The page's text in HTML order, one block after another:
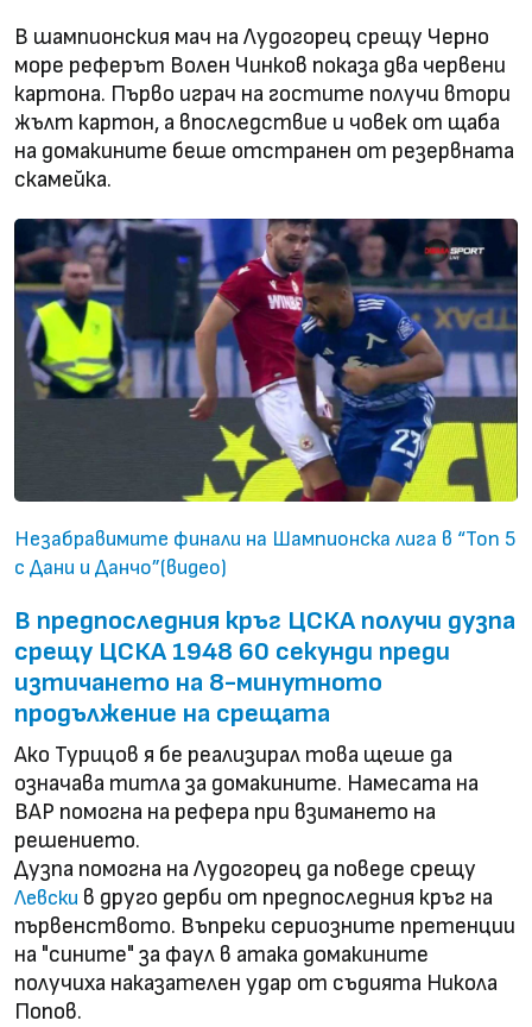
В шампионския мач на Лудогорец срещу Черно
море реферът Волен Чинков показа два червени
картона. Първо играч на гостите получи втори
жълт картон, а впоследствие и човек от щаба
на домакините беше отстранен от резервната
скамейка.
Незабравимите финали на Шампионска лига в “Топ 5
с Дани и Данчо”(видео)
В предпоследния кръг ЦСКА получи дузпа
срещу ЦСКА 1948 60 секунди преди
изтичането на 8-минутното
продължение на срещата
Ако Турицов я бе реализирал това щеше да
означава титла за домакините. Намесата на
ВАР помогна на рефера при взимането на
решението.
Дузпа помогна на Лудогорец да поведе срещу
Левски в друго дерби от предпоследния кръг на
първенството. Въпреки сериозните претенции
на "сините" за фаул в атака домакините
получиха наказателен удар от съдията Никола
Попов.